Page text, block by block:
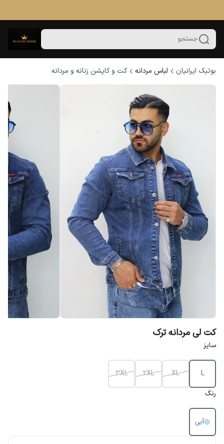
جستجو
بوتیک ایرانیان لباس مردانه کت و کاپشن زنانه و مردانه
کت لی مردانه ترک
سایز
L
XL
2XL
3XL
رنگ
آبی